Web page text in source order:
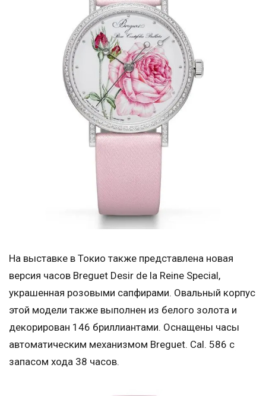
На выставке в Токио также представлена новая
версия часов Breguet Desir de la Reine Special,
украшенная розовыми сапфирами. Овальный корпус
этой модели также выполнен из белого золота и
декорирован 146 бриллиантами. Оснащены часы
автоматическим механизмом Breguet. Cal. 586 с
запасом хода 38 часов.